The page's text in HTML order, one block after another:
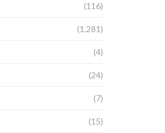
(116)
(1.281)
(4)
(24)
(7)
(15)